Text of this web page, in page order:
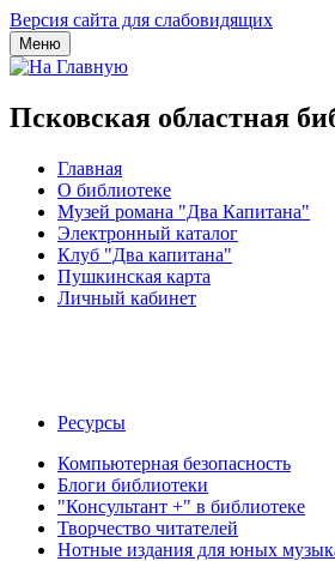
Версия сайта для слабовидящих
Меню
Псковская областная
Главная
О библиотеке
Музей романа "Два Капитана"
Электронный каталог
Клуб "Два капитана"
Пушкинская карта
Личный кабинет
Ресурсы
Компьютерная безопасность
Блоги библиотеки
"Консультант +" в библиотеке
Творчество читателей
Нотные издания для юных